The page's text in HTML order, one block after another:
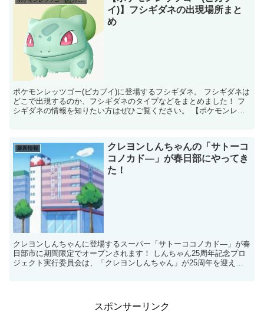
イ)】フシギダネの出現場所まと
め
ポケモンレッツゴー(ピカブイ)に登場するフシギダネ。 フシギダネは
どこで出現するのか、フシギダネのタイプなどをまとめました！ フ
シギダネの情報を知りたい方はぜひご覧ください。 【ポケモンレッ
最新情報
クレヨンしんちゃんの「サトーコ
コノカド―」が春日部にやってき
た！
クレヨンしんちゃんに登場するスーパー「サトーココノカド―」が春
日部市に期間限定でオープンされます！ しんちゃん25周年記念プロ
ジェクト実行委員会は、「クレヨンしんちゃん」が25周年を迎えた
スポンサーリンク